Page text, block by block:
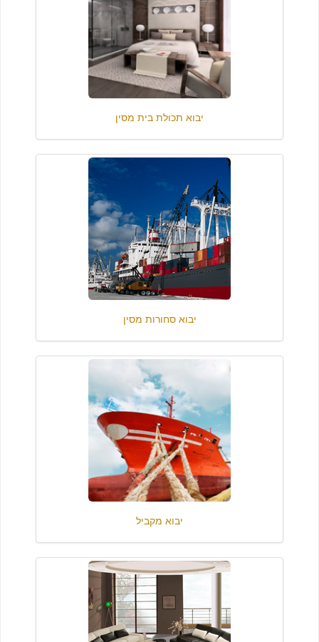
יבוא תכולת בית מסין
יבוא סחורות מסין
יבוא מקביל